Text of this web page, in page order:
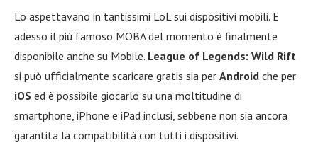
Lo aspettavano in tantissimi LoL sui dispositivi mobili. E
adesso il più famoso MOBA del momento è finalmente
disponibile anche su Mobile. League of Legends: Wild Rift
si può ufficialmente scaricare gratis sia per Android che per
iOS ed è possibile giocarlo su una moltitudine di
smartphone, iPhone e iPad inclusi, sebbene non sia ancora
garantita la compatibilità con tutti i dispositivi.